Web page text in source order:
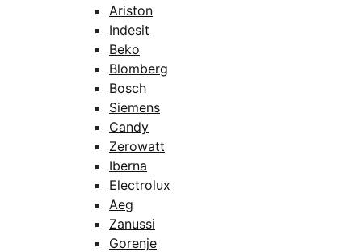
Ariston
Indesit
Beko
Blomberg
Bosch
Siemens
Candy
Zerowatt
Iberna
Electrolux
Aeg
Zanussi
Gorenje